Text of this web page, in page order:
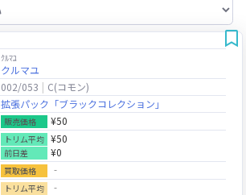
ｸﾙﾏﾕ
クルマユ
002/053
C(コモン)
拡張パック「ブラックコレクション」
販売価格 ¥50
トリム平均 ¥50
前日差 ¥0
買取価格 ‐
トリム平均 ‐